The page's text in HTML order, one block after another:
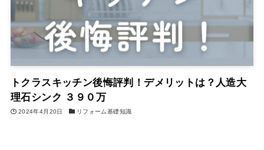
トクラスキッチン後悔評判！デメリットは？人造大
理石シンク ３９０万
2024年4月20日 リフォーム基礎知識